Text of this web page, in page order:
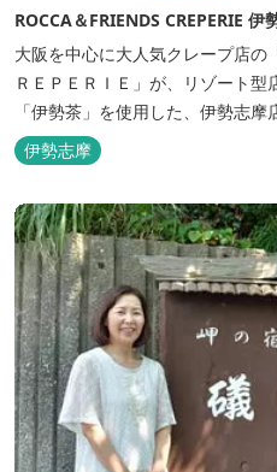
ROCCA＆FRIENDS CREPERIE 伊
大阪を中心に大人気クレープ店の
ＲＥＰＥＲＩＥ」が、リゾート
「伊勢茶」を使用した、伊勢志
ス」をはじめ、まるで「パフェ」
す。 また季節に合わせて、期間
います。 店舗前のテラス...
伊勢志摩